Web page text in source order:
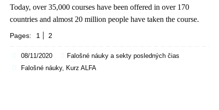
Today, over 35,000 courses have been offered in over 170
countries and almost 20 million people have taken the course.
Pages: 1 2
08/11/2020
Falošné náuky a sekty posledných čias
Falošné náuky, Kurz ALFA